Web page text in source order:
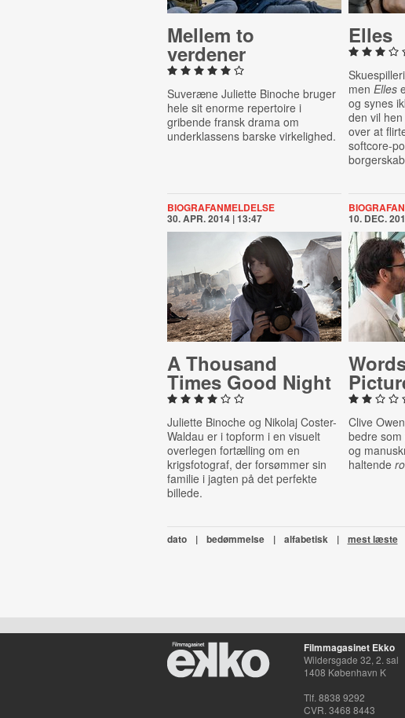
Mellem to
verdener
Suveræne Juliette Binoche bruger
hele sit enorme repertoire i
gribende fransk drama om
underklassens barske virkelighed.
Elles
menElles
og synes
den vil
over at
softcore-
BIOGRAFANMELDELSE
30. APR. 2014 | 13:47
A Thousand
Times Good Night
Juliette Binoche og Nikolaj Coster-
Waldau er i topform i en visuelt
overlegen fortælling om en
krigsfotograf, der forsømmer sin
familie i jagten på det perfekte
billede.
10. DEC.
Clive
bedre
og
haltende
dato | bedømmelse | alfabetisk | mest læste
Filmmagasinet Ekko
Wildersgade 32, 2. sal
1408 København K
Tlf. 8838 9292
CVR. 3468 8443